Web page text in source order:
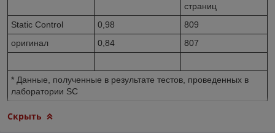
страниц
Static Control
0,98
809
оригинал
0,84 807
* Данные, полученные в результате тестов, проведенных в
лаборатории SC
Скрыть